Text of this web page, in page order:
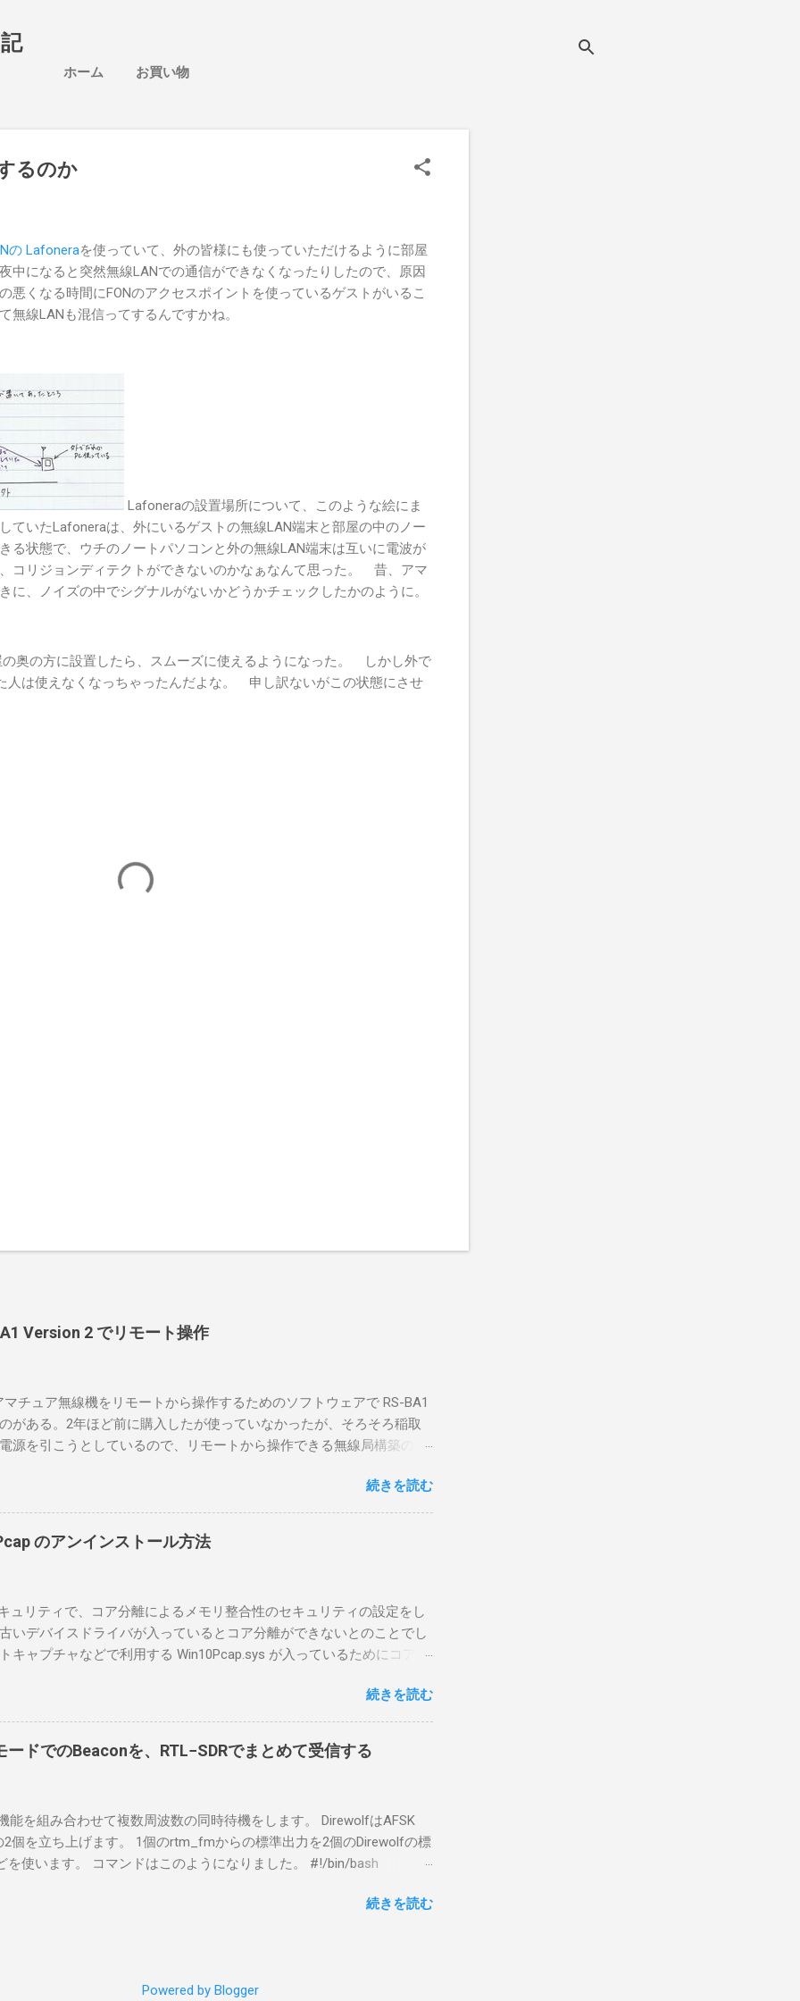
ホーム お買い物
るのか
の Lafoneraを使っていて、外の皆様にも使っていただけるように部屋
になると突然無線LANでの通信ができなくなったりしたので、原因
悪くなる時間にFONのアクセスポイントを使っているゲストがいるこ
線LANも混信ってするんですかね。
Lafoneraの設置場所について、このような絵にま
ていたLafoneraは、外にいるゲストの無線LAN端末と部屋の中のノー
る状態で、ウチのノートパソコンと外の無線LAN端末は互いに電波が
コリジョンディテクトができないのかなぁなんて思った。 昔、アマ
に、ノイズの中でシグナルがないかどうかチェックしたかのように。
奥の方に設置したら、スムーズに使えるようになった。 しかし外で
人は使えなくなっちゃったんだよな。 申し訳ないがこの状態にさせ
Version 2 でリモート操作
マチュア無線機をリモートから操作するためのソフトウェアで RS-BA1
がある。2年ほど前に購入したが使っていなかったが、そろそろ稲取
源を引こうとしているので、リモートから操作できる無線局構築のた
ったのだが、ちっともそんなに簡単につながらなかった。ということ
ポイントを明示しながら、私なりの解説を書いてみる。 基本的な構成
使う場合は、下記のこれらものが必要である ICOMの無線機。 今回は私
るIC-7300を使う。 無線機側(サーバ側) のWindows PC。 今回はちょ
なと思って。 操作側 (クライアント側) の Windows PC。 今回は手元
スコンピュータのWindows 11が入ったPC 操作側で音声を使った交信
ば、相応なマイクなど。 そして、リモート操作を行うソフトウェアで
した無線機からサーバPC、クライアントPCまでの流れはこの様になっ
線機内では、USB Hubの先にUSB SerialとUSB Audio がつながってい
は無線機のマイコンとつながり、CI-Vでのコマンドが交換でき
で交換できるようになっており、USB SerialなどのSerial portで送受
Vの内容はUDP 50002で交換でき、USB Audioからの音声データはUDP
受信している。 利用者側のクライアントPCでは、Remote UtilityとRS-
Controlの2つのアプリで仕事を分担するようになっている。 クライ
続きを読む
のアンインストール方法
ュリティで、コア分離によるメモリ整合性のセキュリティの設定をし
いデバイスドライバが入っているとコア分離ができないとのことでし
キャプチャなどで利用する Win10Pcap.sys が入っているためにコア分
、どのように実行すればよいのか調べながら実施しました。結論とし
用いればよかったです。 まずは管理者権限でTerminalを実行しま
ンストールした環境でしたので、PowerShellが起動しました。 適当
ールされているドライバを書き出す。 pnputil /enum-drivers > inf.txt #
を探し出す notepad.exe inf.txt 下記のよう場所があったので、ここ
x64 クラス名: NetTrans クラス GUID: {4d36e975-e325-11ce-bfc1-
ージョン: 10/08/2015 10.2.0.5002 署名者名: Microsoft Windows
今回の場合は oem131.inf が win10pcap に該当するので、これを削
続きを読む
ードでのBeaconを、RTL−SDRでまとめて受信する
能を組み合わせて複数周波数の同時待機をします。 DirewolfはAFSK
2個を立ち上げます。 1個のrtm_fmからの標準出力を2個のDirewolfの標
を使います。 コマンドはこのようになりました。 #!/bin/bash
20 - | \ tee >(direwolf -c "$direwolf_conf" -r 48000 -D 1 -t 0 -B 1200 - |
DELAY=0:30 EVERY=90:00 SYMBOL="igate" overlay=R lat=34^46.02
続きを読む
Powered by Blogger